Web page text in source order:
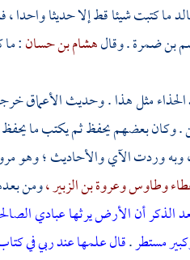
ما كتبت شيئا قط إلا حديثا واحدا ،
بن ضمرة. وقالهشام بن حسان:
مثل هذا . وحديثالأعماق
. وكان بعضهم يحفظ ثم يكتب ما
، وبه وردت الآي والأحاديث ؛ وهو
وطاوسوعروة بن الزبير ،ومن
الذكر أن الأرض يرثها عبادي
مستطر.قال علمها عند ربي في